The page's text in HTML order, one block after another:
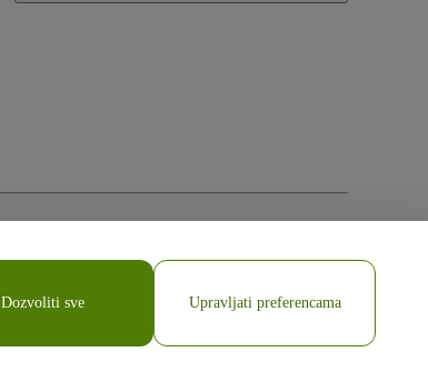
Dozvoliti sve Upravljati preferencama